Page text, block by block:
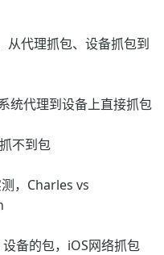
从代理抓包、设备抓包到
统代理到设备上直接抓包
不到包
，Charles vs
备的包，iOS网络抓包